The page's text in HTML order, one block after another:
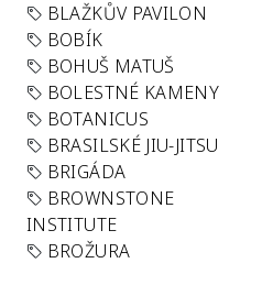
BLAŽKŮV PAVILON
BOBÍK
BOHUŠ MATUŠ
BOLESTNÉ KAMENY
BOTANICUS
BRASILSKÉ JIU-JITSU
BRIGÁDA
BROWNSTONE
INSTITUTE
BROŽURA